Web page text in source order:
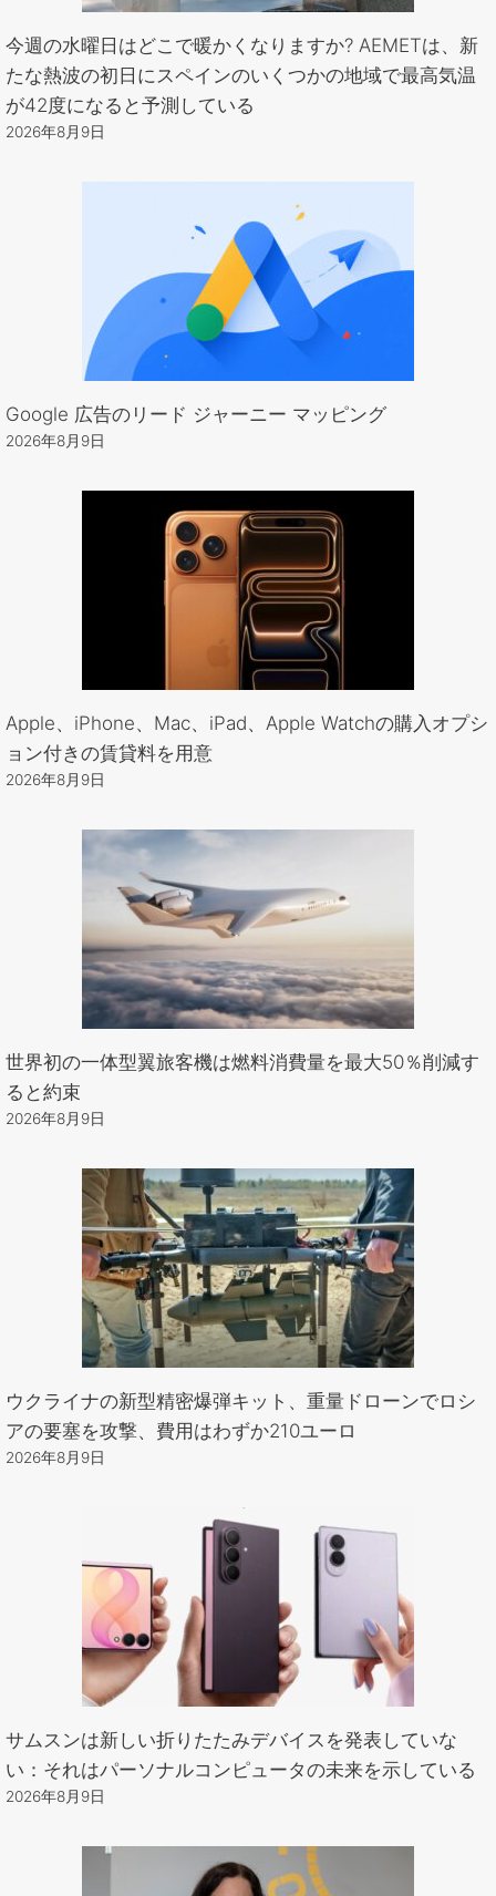
今週の水曜日はどこで暖かくなりますか? AEMETは、新
たな熱波の初日にスペインのいくつかの地域で最高気温
が42度になると予測している
2026年8月9日
Google 広告のリード ジャーニー マッピング
2026年8月9日
Apple、iPhone、Mac、iPad、Apple Watchの購入オプシ
ョン付きの賃貸料を用意
2026年8月9日
世界初の一体型翼旅客機は燃料消費量を最大50％削減す
ると約束
2026年8月9日
ウクライナの新型精密爆弾キット、重量ドローンでロシ
アの要塞を攻撃、費用はわずか210ユーロ
2026年8月9日
サムスンは新しい折りたたみデバイスを発表していな
い：それはパーソナルコンピュータの未来を示している
2026年8月9日